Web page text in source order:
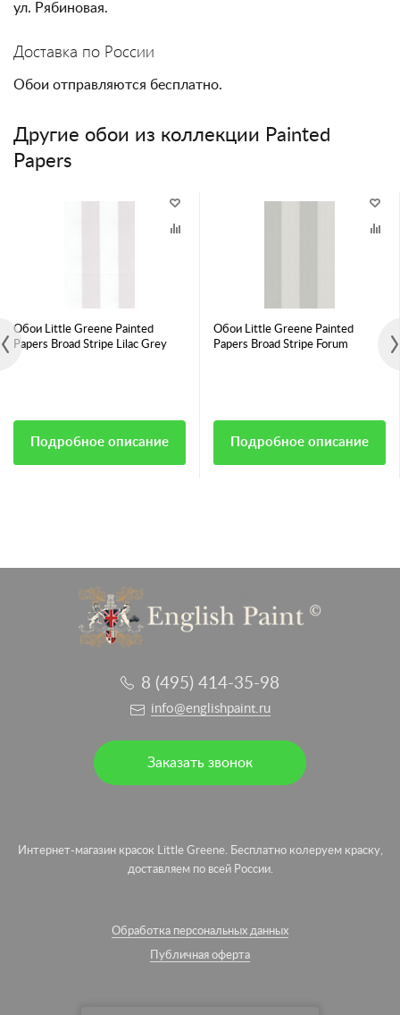
ул. Рябиновая.
Доставка по России
Обои отправляются бесплатно.
Другие обои из коллекции Painted
Papers
Обои Little Greene Painted
Papers Broad Stripe Lilac Grey
Подробное описание
Обои Little Greene Painted
Papers Broad Stripe Forum
Подробное описание
8 (495) 414-35-98
info@englishpaint.ru
Заказать звонок
Интернет-магазин красок Little Greene. Бесплатно колеруем краску,
доставляем по всей России.
Обработка персональных данных
Публичная оферта